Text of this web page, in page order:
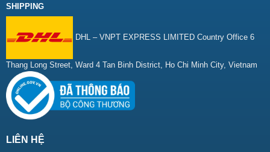
SHIPPING
DHL – VNPT EXPRESS LIMITED Country Office 6
Thang Long Street, Ward 4 Tan Binh District, Ho Chi Minh City, Vietnam
LIÊN HỆ